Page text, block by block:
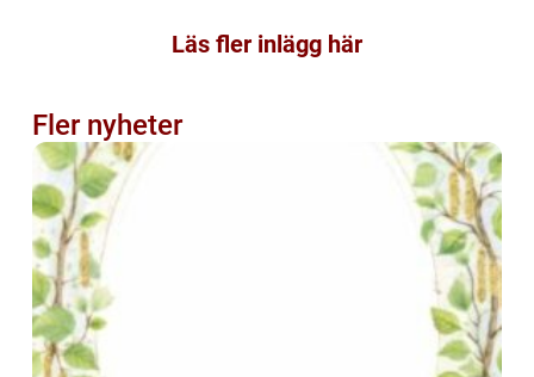
Läs fler inlägg här
Fler nyheter